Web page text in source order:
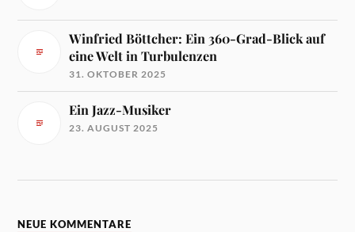
Winfried Böttcher: Ein 360-Grad-Blick auf
eine Welt in Turbulenzen
31. OKTOBER 2025
Ein Jazz-Musiker
23. AUGUST 2025
NEUE KOMMENTARE